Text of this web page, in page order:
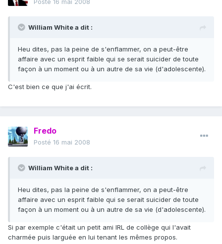
Posté 16 mai 2008
William White a dit :
Heu dites, pas la peine de s'enflammer, on a peut-être
affaire avec un esprit faible qui se serait suicider de toute
façon à un moment ou à un autre de sa vie (d'adolescente).
C'est bien ce que j'ai écrit.
Fredo
Posté 16 mai 2008
William White a dit :
Heu dites, pas la peine de s'enflammer, on a peut-être
affaire avec un esprit faible qui se serait suicider de toute
façon à un moment ou à un autre de sa vie (d'adolescente).
Si par exemple c'était un petit ami IRL de collège qui l'avait
charmée puis larguée en lui tenant les mêmes propos.